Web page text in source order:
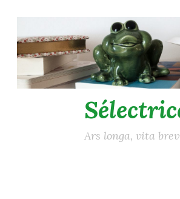
au
contenu
principal
Ars longa, vita